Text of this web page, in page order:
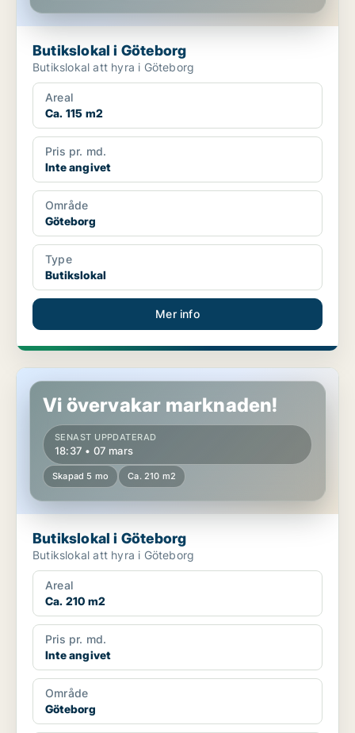
Butikslokal i Göteborg
Butikslokal att hyra i Göteborg
Areal
Ca. 115 m2
Pris pr. md.
Inte angivet
Område
Göteborg
Type
Butikslokal
Mer info
Butikslokal i Göteborg
Vi övervakar marknaden!
SENAST UPPDATERAD
18:37 • 07 mars
Skapad 5 mo Ca. 210 m2
Butikslokal i Göteborg
Butikslokal att hyra i Göteborg
Areal
Ca. 210 m2
Pris pr. md.
Inte angivet
Område
Göteborg